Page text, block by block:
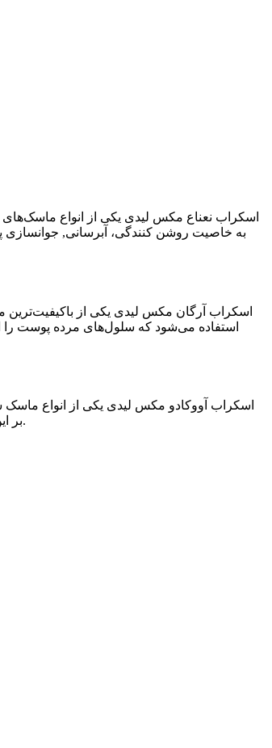
اسکراب نعناع مکس لیدی یکی از انواع
به خاصیت روشن کنندگی، آبرسانی,
اسکراب آرگان مکس لیدی یکی از باکیفیت‌ترین
استفاده می‌شود که سلول‌های مرده پوست
اسکراب آووکادو مکس لیدی یکی از انواع
بر این عصاره آووکادو موجود در اسکراب آووکادو مکس لیدی برای رطوبت‌رسانی و آبرسانی به پوست شما فوق‌العاده بوده و زیبایی را به پوست شما هدیه می‌دهد.